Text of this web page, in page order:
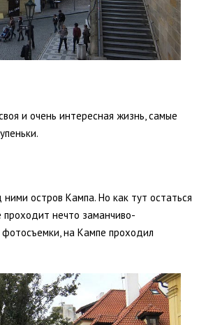
и очень интересная жизнь, самые
остров Кампа. Но как тут остаться
проходит нечто заманчиво-
на Кампе проходил